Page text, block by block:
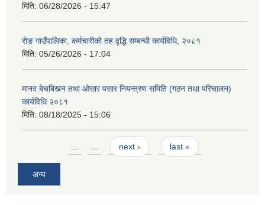
मिति: 06/28/2026 - 15:47
रोङ गाउँपालिका, कर्मचारीको तह वृद्धि सम्बन्धी कार्यविधि, २०८१
मिति: 05/26/2026 - 17:04
मानव बेचबिखन तथा ओसार पसार नियन्त्रण समिति (गठन तथा परिचालन)
कार्यविधि २०८१
मिति: 08/18/2025 - 15:06
… … next › last »
अन्य